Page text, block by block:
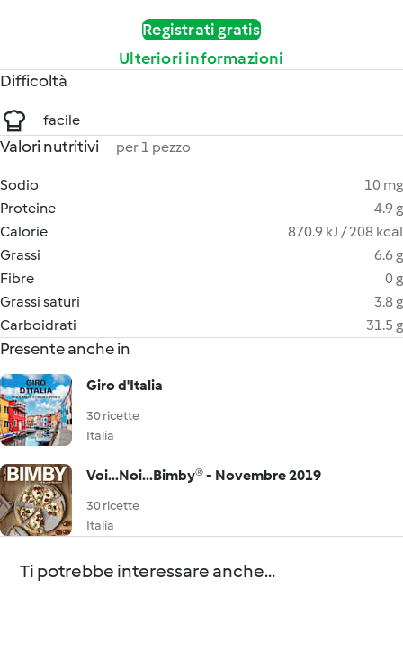
Registrati gratis
Ulteriori informazioni
Difficoltà
facile
Valori nutritivi per 1 pezzo
Sodio
10 mg
Proteine
4.9 g
Calorie
870.9 kJ / 208 kcal
Grassi
6.6 g
Fibre
0 g
Grassi saturi
3.8 g
Carboidrati
31.5 g
Presente anche in
Giro d'Italia
30 ricette
Italia
Voi...Noi...Bimby® - Novembre 2019
30 ricette
Italia
Ti potrebbe interessare anche...